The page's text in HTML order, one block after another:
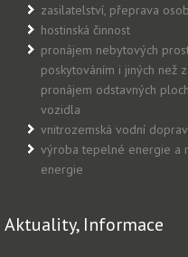
zasilatelství, přeprava
hostinská činnost
pronájem nebytových
poskytováním i jiných než
pronájem odstavných
vozidla
vnitrozemská vodní
výroba tepelné energie a
energie
Aktuality, Informace